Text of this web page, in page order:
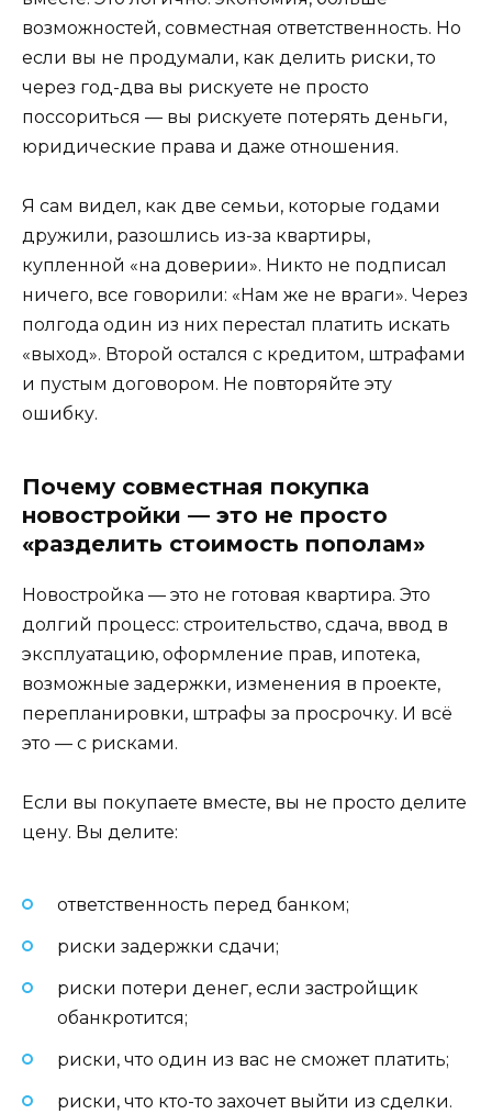
возможностей, совместная ответственность. Но
если вы не продумали, как делить риски, то
через год-два вы рискуете не просто
поссориться — вы рискуете потерять деньги,
юридические права и даже отношения.
Я сам видел, как две семьи, которые годами
дружили, разошлись из-за квартиры,
купленной «на доверии». Никто не подписал
ничего, все говорили: «Нам же не враги». Через
полгода один из них перестал платить искать
«выход». Второй остался с кредитом, штрафами
и пустым договором. Не повторяйте эту
ошибку.
Почему совместная покупка
новостройки — это не просто
«разделить стоимость пополам»
Новостройка — это не готовая квартира. Это
долгий процесс: строительство, сдача, ввод в
эксплуатацию, оформление прав, ипотека,
возможные задержки, изменения в проекте,
перепланировки, штрафы за просрочку. И всё
это — с рисками.
Если вы покупаете вместе, вы не просто делите
цену. Вы делите:
ответственность перед банком;
риски задержки сдачи;
риски потери денег, если застройщик
обанкротится;
риски, что один из вас не сможет платить;
риски, что кто-то захочет выйти из сделки.